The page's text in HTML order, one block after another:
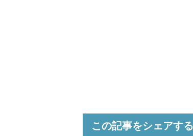
この記事をシェアする